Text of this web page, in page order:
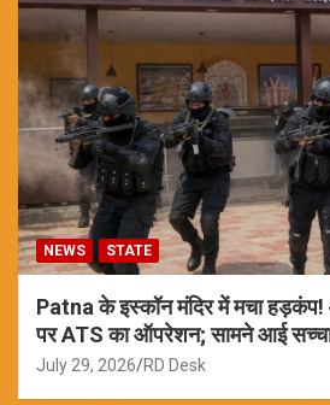
NEWS STATE
Patna के इस्कॉन मंदिर में मचा
पर ATS का ऑपरेशन; सामने आई
July 29, 2026 RD Desk